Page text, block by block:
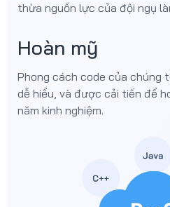
thừa nguồn lực của đội ngụ
Hoàn mỹ
Phong cách code của chúng
dễ hiểu, và được cải tiến để
năm kinh nghiệm.